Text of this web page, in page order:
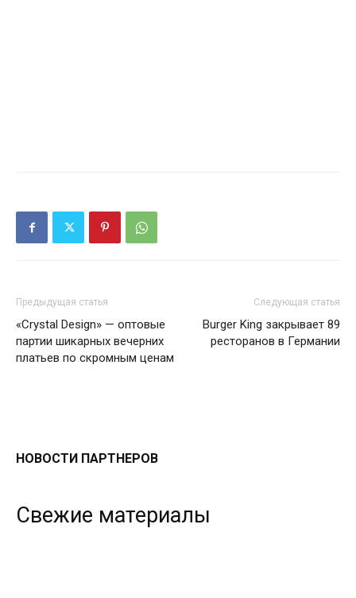
Предыдущая статья
«Crystal Design» — оптовые
партии шикарных вечерних
платьев по скромным ценам
Следующая статья
Burger King закрывает 89
ресторанов в Германии
НОВОСТИ ПАРТНЕРОВ
Свежие материалы